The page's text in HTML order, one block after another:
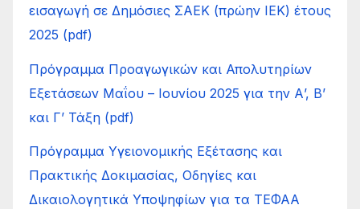
εισαγωγή σε Δημόσιες ΣΑΕΚ (πρώην ΙΕΚ) έτους
2025 (pdf)
Πρόγραμμα Προαγωγικών και Απολυτηρίων
Εξετάσεων Μαΐου – Ιουνίου 2025 για την Α’, Β’
και Γ’ Τάξη (pdf)
Πρόγραμμα Υγειονομικής Εξέτασης και
Πρακτικής Δοκιμασίας, Οδηγίες και
Δικαιολογητικά Υποψηφίων για τα ΤΕΦΑΑ